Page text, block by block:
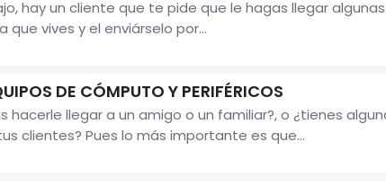
hay un cliente que te pide que le hagas llegar
vives y el enviárselo por...
DE CÓMPUTO Y PERIFÉRICOS
llegar a un amigo o un familiar?, o ¿tienes
clientes? Pues lo más importante es que...